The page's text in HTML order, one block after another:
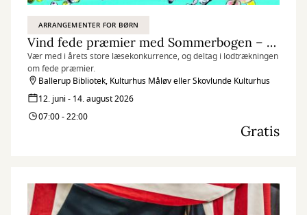
ARRANGEMENTER FOR BØRN
Vind fede præmier med Sommerbogen – den store læsekonkurrence for børn og forældre
Vær med i årets store læsekonkurrence, og deltag i lodtrækningen
om fede præmier.
Ballerup Bibliotek, Kulturhus Måløv eller Skovlunde Kulturhus
12. juni - 14. august 2026
07:00 - 22:00
Gratis